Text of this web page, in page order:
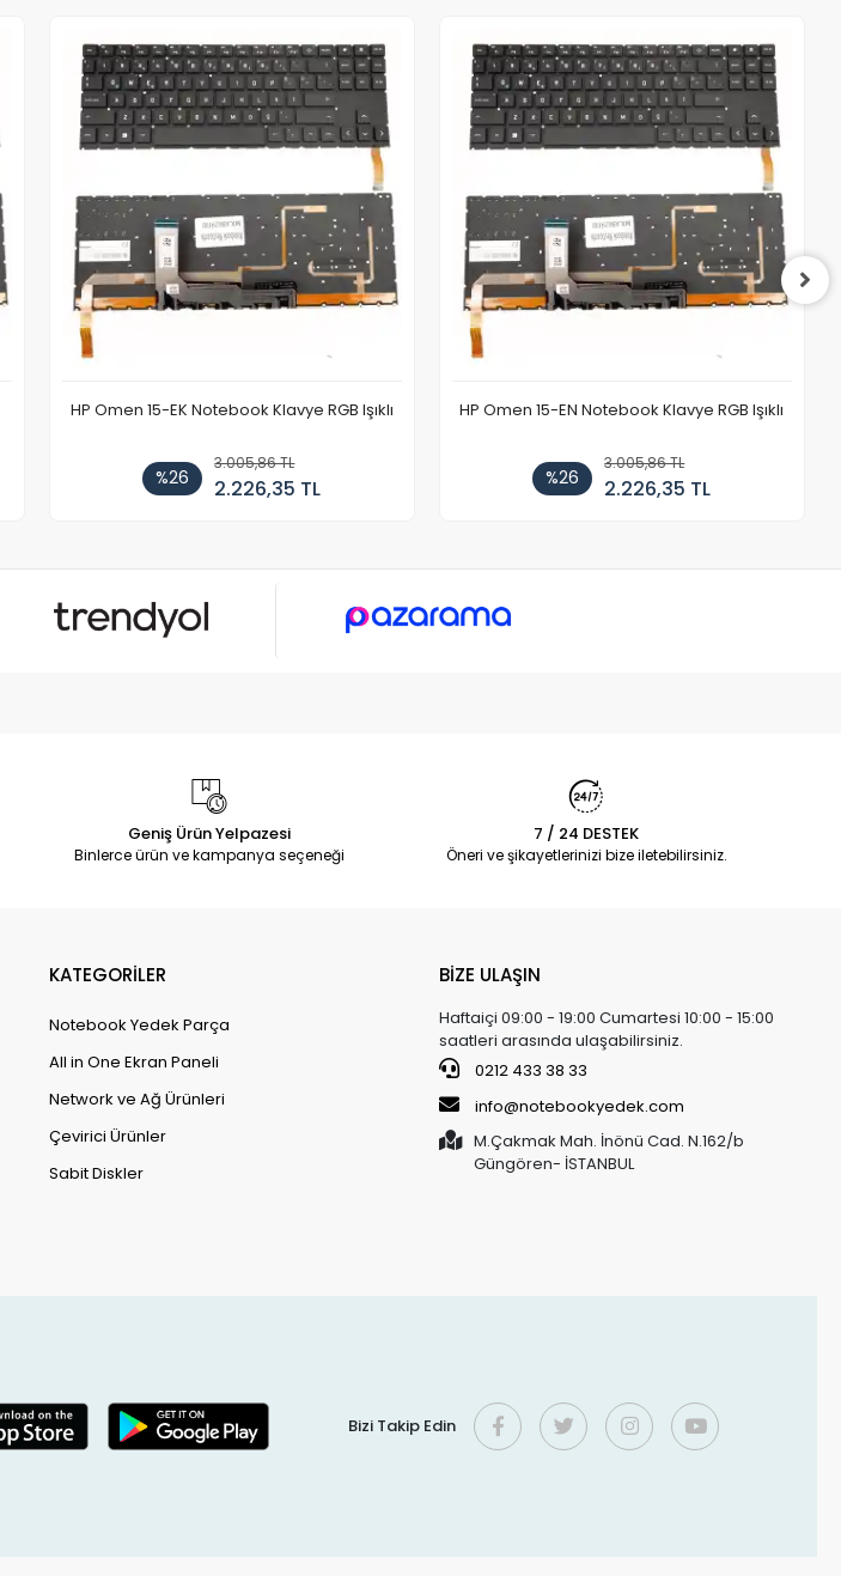
HP Omen 15-EK Notebook Klavye RGB Işıklı
%26
3.005,86 TL
2.226,35 TL
HP Omen 15-EN Notebook Klavye RGB Işıklı
%26
3.005,86 TL
2.226,35 TL
Geniş Ürün Yelpazesi
Binlerce ürün ve kampanya seçeneği
7 / 24 DESTEK
Öneri ve şikayetlerinizi bize iletebilirsiniz.
KATEGORİLER
Notebook Yedek Parça
All in One Ekran Paneli
Network ve Ağ Ürünleri
Çevirici Ürünler
Sabit Diskler
BİZE ULAŞIN
Haftaiçi 09:00 - 19:00 Cumartesi 10:00 - 15:00
saatleri arasında ulaşabilirsiniz.
0212 433 38 33
info@notebookyedek.com
M.Çakmak Mah. İnönü Cad. N.162/b
Güngören- İSTANBUL
Bizi Takip Edin